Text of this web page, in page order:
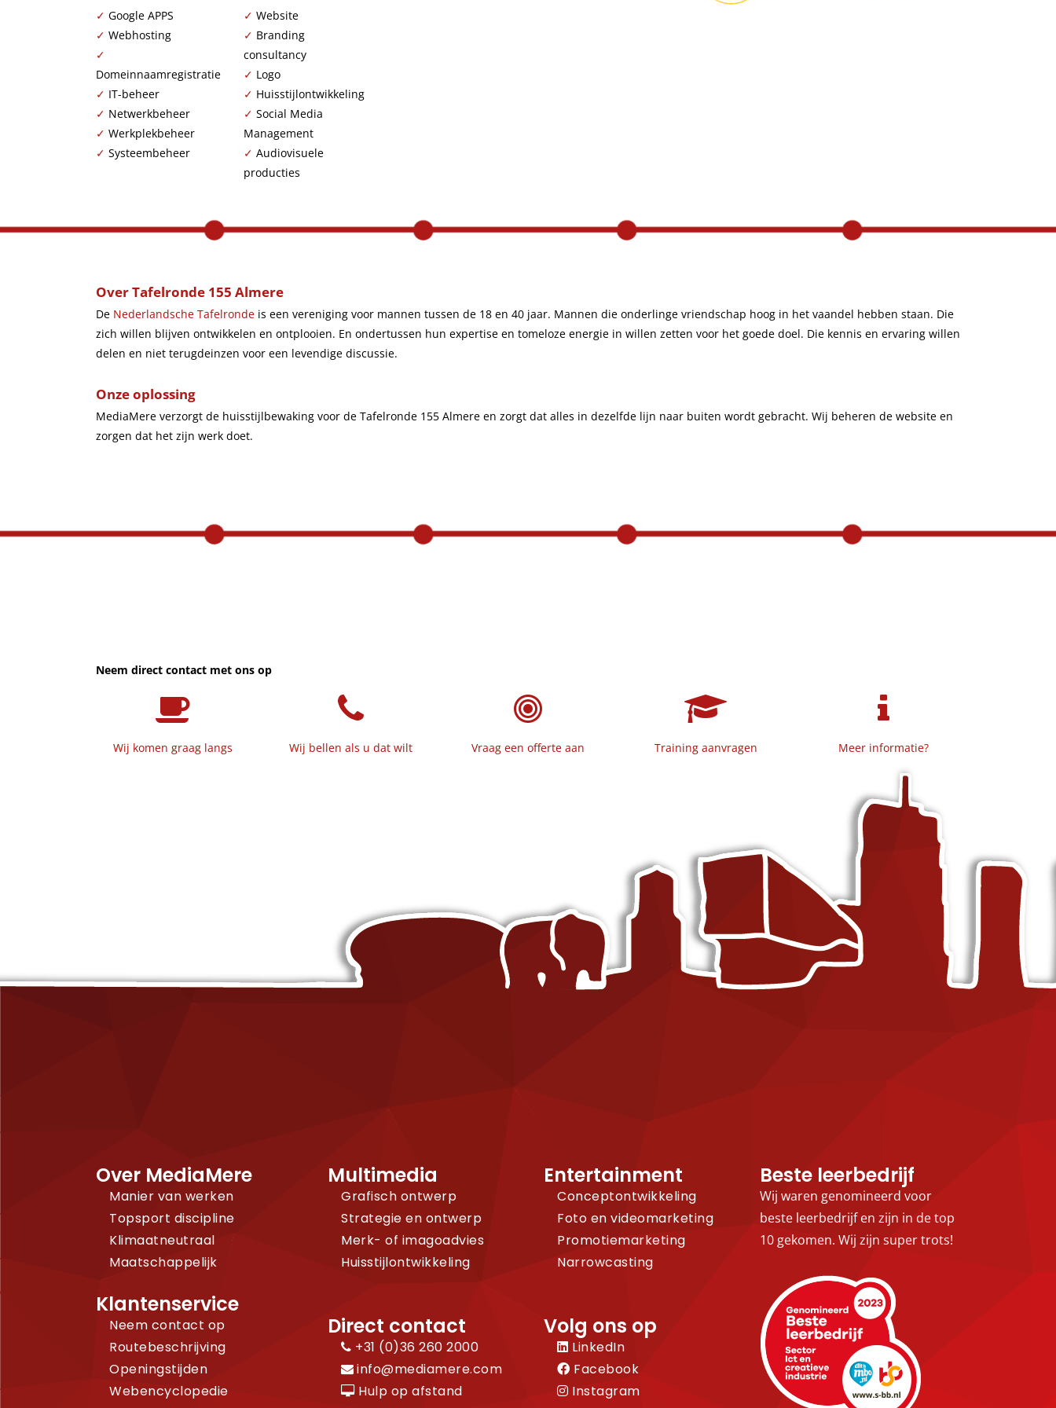
✓ Google APPS
✓ Webhosting
✓
Domeinnaamregistratie
✓ IT-beheer
✓ Netwerkbeheer
✓ Werkplekbeheer
✓ Systeembeheer
✓Website
✓ Branding
consultancy
✓ Logo
✓ Huisstijlontwikkeling
✓Social Media
Management
✓Audiovisuele
producties
Over Tafelronde 155 Almere
De Nederlandsche Tafelronde is een vereniging voor mannen tussen de 18 en 40 jaar. Mannen die onderlinge vriendschap hoog in het vaandel hebben staan. Die
zich willen blijven ontwikkelen en ontplooien. En ondertussen hun expertise en tomeloze energie in willen zetten voor het goede doel. Die kennis en ervaring willen
delen en niet terugdeinzen voor een levendige discussie.
Onze oplossing
MediaMere verzorgt de huisstijlbewaking voor de Tafelronde 155 Almere en zorgt dat alles in dezelfde lijn naar buiten wordt gebracht. Wij beheren de website en
zorgen dat het zijn werk doet.
Neem direct contact met ons op
Wij komen graag langs Wij bellen als u dat wilt Vraag een offerte aan Training aanvragen Meer informatie?
Over MediaMere
Manier van werken
Topsport discipline
Klimaatneutraal
Maatschappelijk
Klantenservice
Neem contact op
Routebeschrijving
Openingstijden
Webencyclopedie
Multimedia
Grafisch ontwerp
Strategie en ontwerp
Merk- of imagoadvies
Huisstijlontwikkeling
Direct contact
+31 (0)36 260 2000
info@mediamere.com
Hulp op afstand
Entertainment
Conceptontwikkeling
Foto en videomarketing
Promotiemarketing
Narrowcasting
Volg ons op
LinkedIn
Facebook
Instagram
Beste leerbedrijf
Wij waren genomineerd voor
beste leerbedrijf en zijn in de top
10 gekomen. Wij zijn super trots!